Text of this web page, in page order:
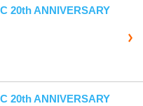
20th ANNIVERSARY
20th ANNIVERSARY